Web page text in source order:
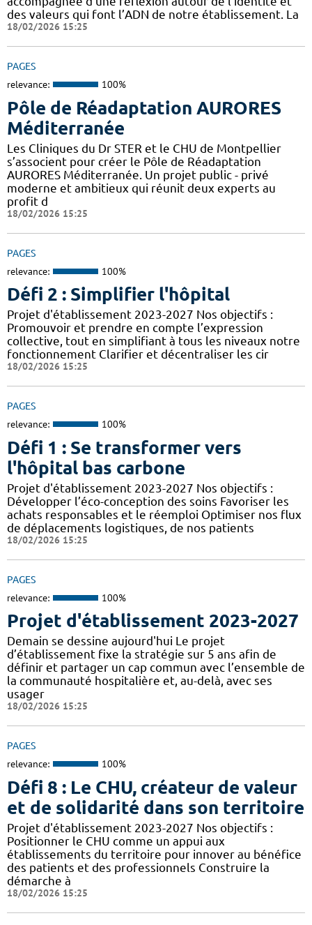
des valeurs qui font l’ADN de notre établissement. La
18/02/2026 15:25
PAGES
relevance: 100%
Pôle de Réadaptation AURORES
Méditerranée
Les Cliniques du Dr STER et le CHU de Montpellier
s’associent pour créer le Pôle de Réadaptation
AURORES Méditerranée. Un projet public - privé
moderne et ambitieux qui réunit deux experts au
profit d
18/02/2026 15:25
PAGES
relevance: 100%
Défi 2 : Simplifier l'hôpital
Projet d'établissement 2023-2027 Nos objectifs :
Promouvoir et prendre en compte l’expression
collective, tout en simplifiant à tous les niveaux notre
fonctionnement Clarifier et décentraliser les cir
18/02/2026 15:25
PAGES
relevance: 100%
Défi 1 : Se transformer vers
l'hôpital bas carbone
Projet d'établissement 2023-2027 Nos objectifs :
Développer l’éco-conception des soins Favoriser les
achats responsables et le réemploi Optimiser nos flux
de déplacements logistiques, de nos patients
18/02/2026 15:25
PAGES
relevance: 100%
Projet d'établissement 2023-2027
Demain se dessine aujourd'hui Le projet
d’établissement fixe la stratégie sur 5 ans afin de
définir et partager un cap commun avec l’ensemble de
la communauté hospitalière et, au-delà, avec ses
usager
18/02/2026 15:25
PAGES
relevance: 100%
Défi 8 : Le CHU, créateur de valeur
et de solidarité dans son territoire
Projet d'établissement 2023-2027 Nos objectifs :
Positionner le CHU comme un appui aux
établissements du territoire pour innover au bénéfice
des patients et des professionnels Construire la
démarche à
18/02/2026 15:25